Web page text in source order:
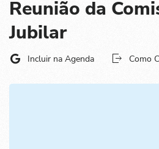
Reunião da
Jubilar
Incluir na Agenda Como